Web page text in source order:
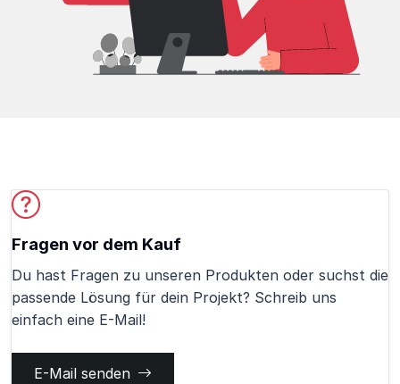
Fragen vor dem Kauf
Du hast Fragen zu unseren Produkten oder suchst die
passende Lösung für dein Projekt? Schreib uns
einfach eine E-Mail!
E-Mail senden